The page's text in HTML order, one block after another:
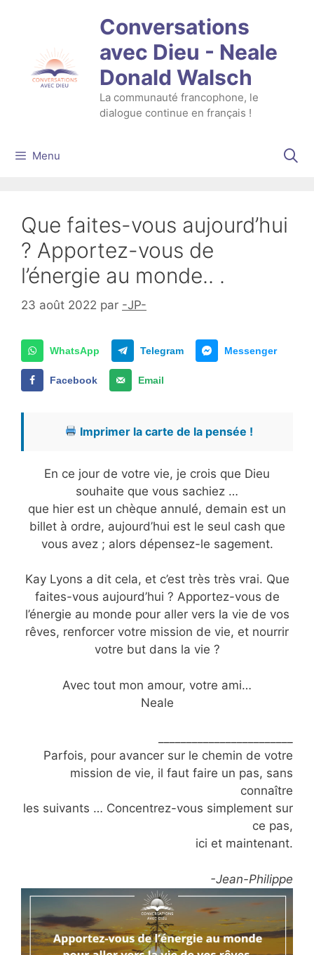
Conversations
avec Dieu - Neale
Donald Walsch
La communauté francophone, le
dialogue continue en français !
Menu
Que faites-vous aujourd’hui
? Apportez-vous de
l’énergie au monde.. .
23 août 2022 par -JP-
WhatsApp Telegram Messenger
Facebook Email
Imprimer la carte de la pensée !
En ce jour de votre vie, je crois que Dieu
souhaite que vous sachiez …
que hier est un chèque annulé, demain est un
billet à ordre, aujourd’hui est le seul cash que
vous avez ; alors dépensez-le sagement.
Kay Lyons a dit cela, et c’est très très vrai. Que
faites-vous aujourd’hui ? Apportez-vous de
l’énergie au monde pour aller vers la vie de vos
rêves, renforcer votre mission de vie, et nourrir
votre but dans la vie ?
Avec tout mon amour, votre ami…
Neale
Parfois, pour avancer sur le chemin de votre
mission de vie, il faut faire un pas, sans
connaître
les suivants … Concentrez-vous simplement sur
ce pas,
ici et maintenant.
-Jean-Philippe